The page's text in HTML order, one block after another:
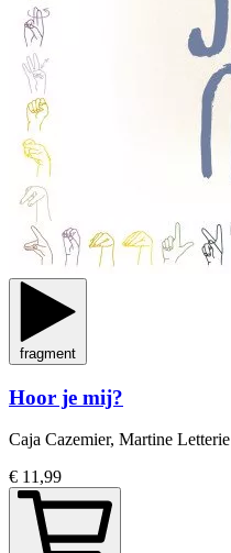
fragment
Hoor je mij?
Caja Cazemier, Martine Letterie
€ 11,99